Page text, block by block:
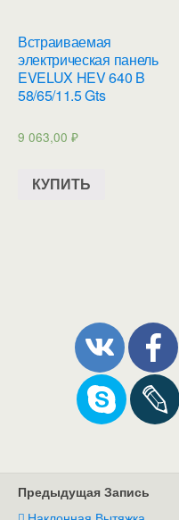
Встраиваемая
электрическая панель
EVELUX HEV 640 B
58/65/11.5 Gts
9 063,00 ₽
КУПИТЬ
Предыдущая Запись